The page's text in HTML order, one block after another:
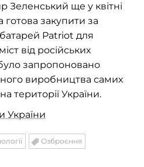
ще у квітні
готова закупити за
Patriot для
від російських
запропоновано
виробництва самих
території України.
України
Озброєння